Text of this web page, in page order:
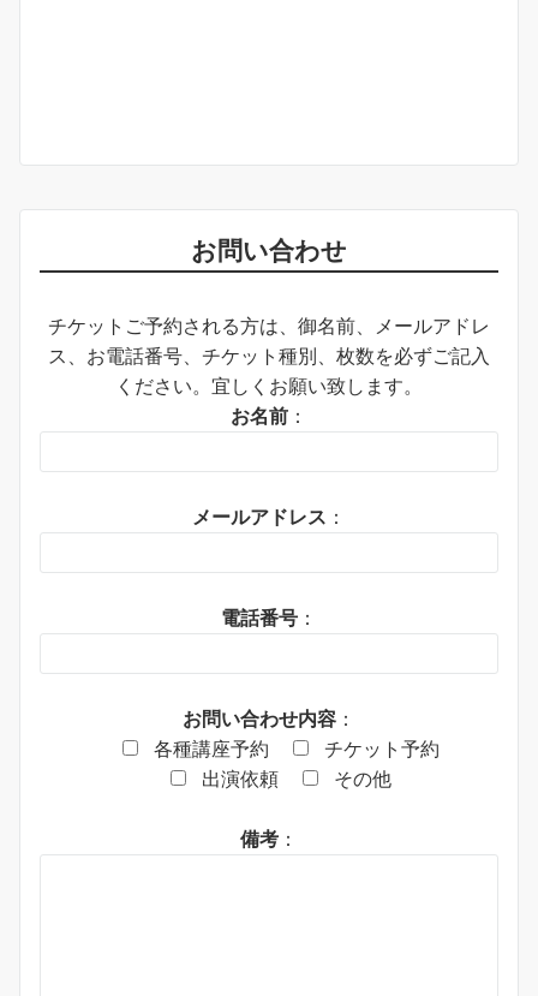
お問い合わせ
チケットご予約される方は、御名前、メールアドレ
ス、お電話番号、チケット種別、枚数を必ずご記入
ください。宜しくお願い致します。
お名前 ：
メールアドレス ：
電話番号 ：
お問い合わせ内容 ：
各種講座予約
チケット予約
出演依頼
その他
備考 ：